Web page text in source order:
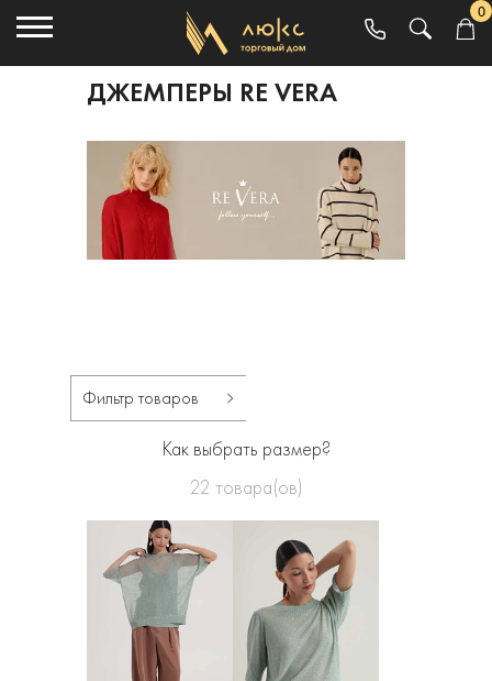
0
ДЖЕМПЕРЫ RE VERA
Фильтр товаров
Как выбрать размер?
22 товара(ов)